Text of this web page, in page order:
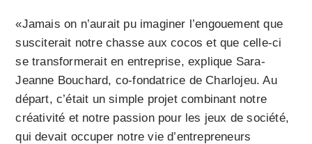
«Jamais on n’aurait pu imaginer l’engouement que
susciterait notre chasse aux cocos et que celle-ci
se transformerait en entreprise, explique Sara-
Jeanne Bouchard, co-fondatrice de Charlojeu. Au
départ, c’était un simple projet combinant notre
créativité et notre passion pour les jeux de société,
qui devait occuper notre vie d’entrepreneurs